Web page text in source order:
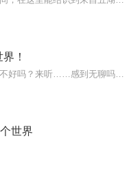
！
世界